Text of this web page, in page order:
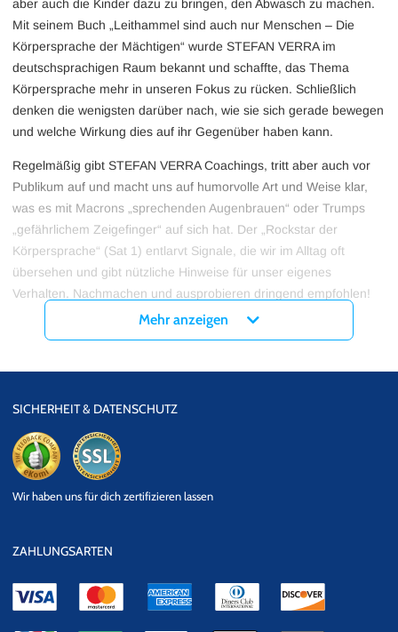
aber auch die Kinder dazu zu bringen, den Abwasch zu machen.
Mit seinem Buch „Leithammel sind auch nur Menschen – Die
Körpersprache der Mächtigen“ wurde STEFAN VERRA im
deutschsprachigen Raum bekannt und schaffte, das Thema
Körpersprache mehr in unseren Fokus zu rücken. Schließlich
denken die wenigsten darüber nach, wie sie sich gerade bewegen
und welche Wirkung dies auf ihr Gegenüber haben kann.
Regelmäßig gibt STEFAN VERRA Coachings, tritt aber auch vor
Publikum auf und macht uns auf humorvolle Art und Weise klar,
was es mit Macrons „sprechenden Augenbrauen“ oder Trumps
„gefährlichem Zeigefinger“ auf sich hat. Der „Rockstar der
Körpersprache“ (Sat 1) entlarvt Signale, die wir im Alltag oft
übersehen und gibt nützliche Hinweise für unser eigenes
Verhalten. Nachmachen und ausprobieren dringend empfohlen!
Wer mehr über sich und die Sprache seines Körpers auf einer
Show von STEFAN VERRA erfahren möchte, dem sei unser
Mehr anzeigen
SICHERHEIT & DATENSCHUTZ
Datensicherheit
Wir haben uns für dich zertifizieren lassen
ZAHLUNGSARTEN